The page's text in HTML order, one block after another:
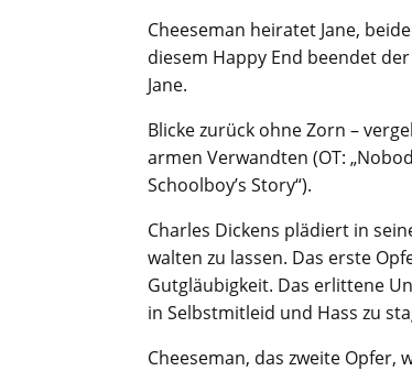
Cheeseman heiratet Jane,
diesem Happy End beendet
Jane.
Blicke zurück ohne Zorn –
armen Verwandten (OT:
Schoolboy’s Story“).
Charles Dickens plädiert in
walten zu lassen. Das erste
Gutgläubigkeit. Das erlittene
in Selbstmitleid und Hass zu
Cheeseman, das zweite Opfer,